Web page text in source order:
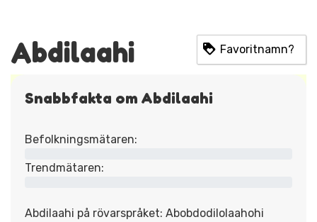
Abdilaahi Favoritnamn?
Snabbfakta om Abdilaahi
Befolkningsmätaren:
Trendmätaren:
Abdilaahi på rövarspråket: Abobdodilolaahohi